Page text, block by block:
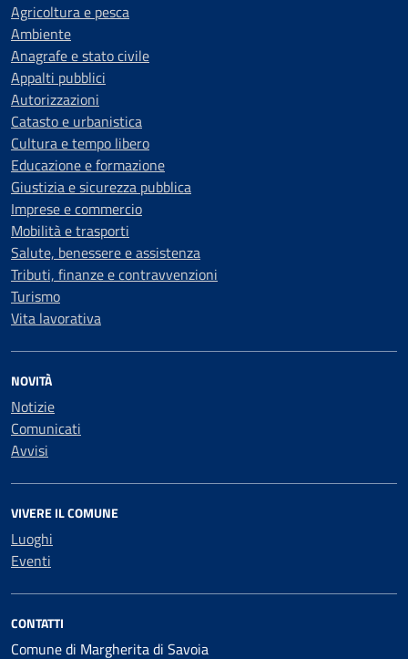
Agricoltura e pesca
Ambiente
Anagrafe e stato civile
Appalti pubblici
Autorizzazioni
Catasto e urbanistica
Cultura e tempo libero
Educazione e formazione
Giustizia e sicurezza pubblica
Imprese e commercio
Mobilità e trasporti
Salute, benessere e assistenza
Tributi, finanze e contravvenzioni
Turismo
Vita lavorativa
NOVITÀ
Notizie
Comunicati
Avvisi
VIVERE IL COMUNE
Luoghi
Eventi
CONTATTI
Comune di Margherita di Savoia